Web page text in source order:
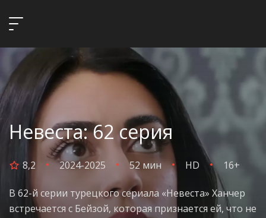
Невеста: 62 серия
8,2 2024-2025 52 мин HD 16+
В 62-й серии турецкого сериала «Невеста» Ханчер
встречается с Бейзой, которая признается ей, что не